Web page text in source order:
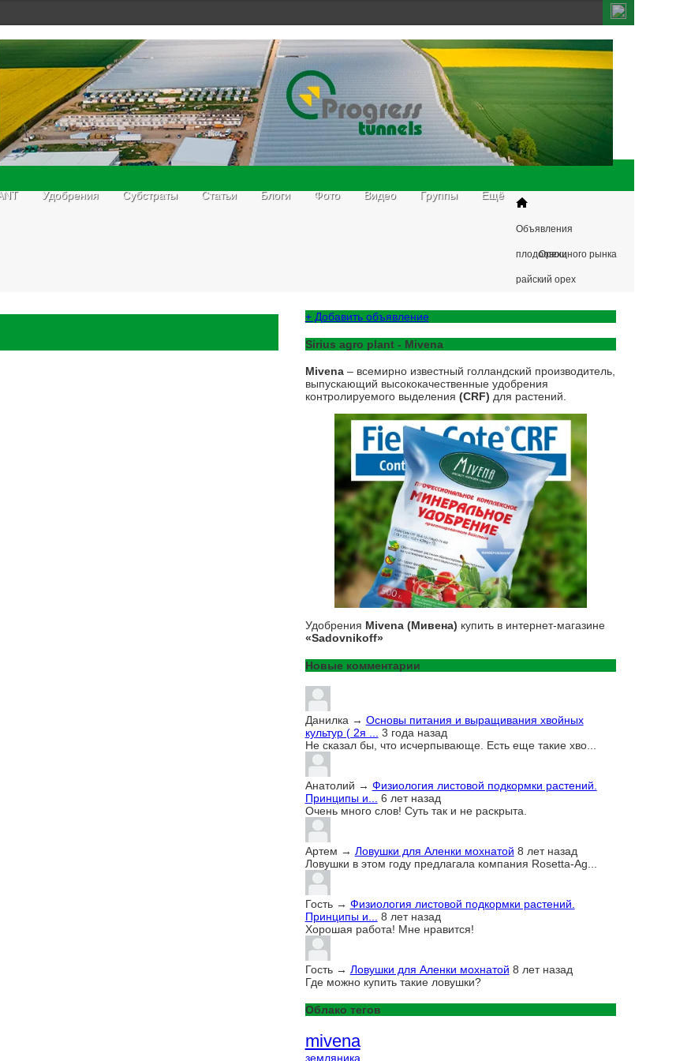
Удобрения Субстраты Статьи Блоги Фото Видео Группы Ещё
Объявления
плодоовощного рынка
Орехи
райский орех
+ Добавить объявление
Sirius agro plant - Mivena
Mivena – всемирно известный голландский производитель,
выпускающий высококачественные удобрения
контролируемого выделения (CRF) для растений.
Удобрения Mivena (Мивена) купить в интернет-магазине
«Sadovnikoff»
Новые комментарии
Данилка→ Основы питания и выращивания хвойных
культур ( 2я ... 3 года назад
Не сказал бы, что исчерпывающе. Есть еще такие хво...
Анатолий → Физиология листовой подкормки растений.
Принципы и... 6 лет назад
Очень много слов! Суть так и не раскрыта.
Артем → Ловушки для Аленки мохнатой 8 лет назад
Ловушки в этом году предлагала компания Rosetta-Ag...
Гость→ Физиология листовой подкормки растений.
Принципы и... 8 лет назад
Хорошая работа! Мне нравится!
Гость→ Ловушки для Аленки мохнатой 8 лет назад
Где можно купить такие ловушки?
Облако тегов
mivena
земляника